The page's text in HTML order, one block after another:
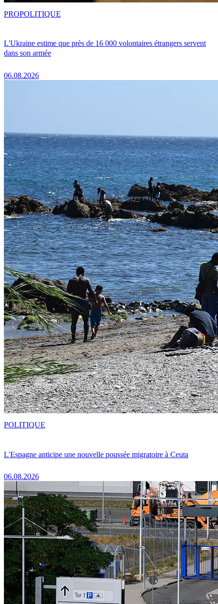
L'Ukraine estime que près de 16 000 volontaires étrangers servent
dans son armée
06.08.2026
PROPOLITIQUE
L'Espagne anticipe une nouvelle poussée migratoire à Ceuta
06.08.2026
POLITIQUE